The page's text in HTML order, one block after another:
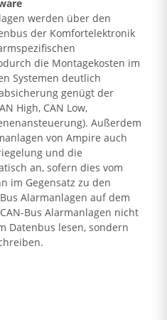
werden über den
der Komfortelektronik
die Montagekosten im
Systemen deutlich
genügt der
High, CAN Low,
Außerdem
von Ampire auch
und die
an, sofern dies vom
im Gegensatz zu den
Alarmanlagen auf dem
Bus Alarmanlagen nicht
Datenbus lesen, sondern